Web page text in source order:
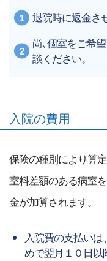
退院時に返金さ
尚､個室をご希
談ください。
入院の費用
保険の種別により算
室料差額のある病室
金が加算されます。
入院費の支払い
めで翌月１０日以